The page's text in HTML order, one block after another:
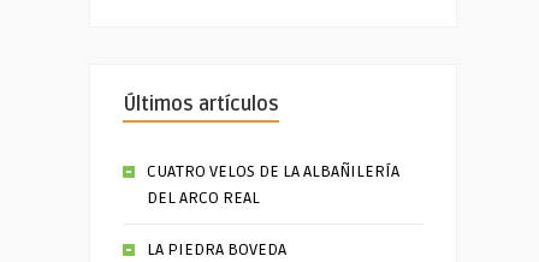
Últimos artículos
CUATRO VELOS DE LA ALBAÑILERÍA
DEL ARCO REAL
LA PIEDRA BOVEDA